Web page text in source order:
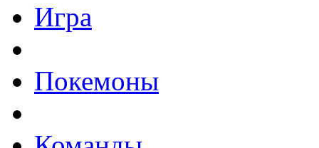
Игра
Покемоны